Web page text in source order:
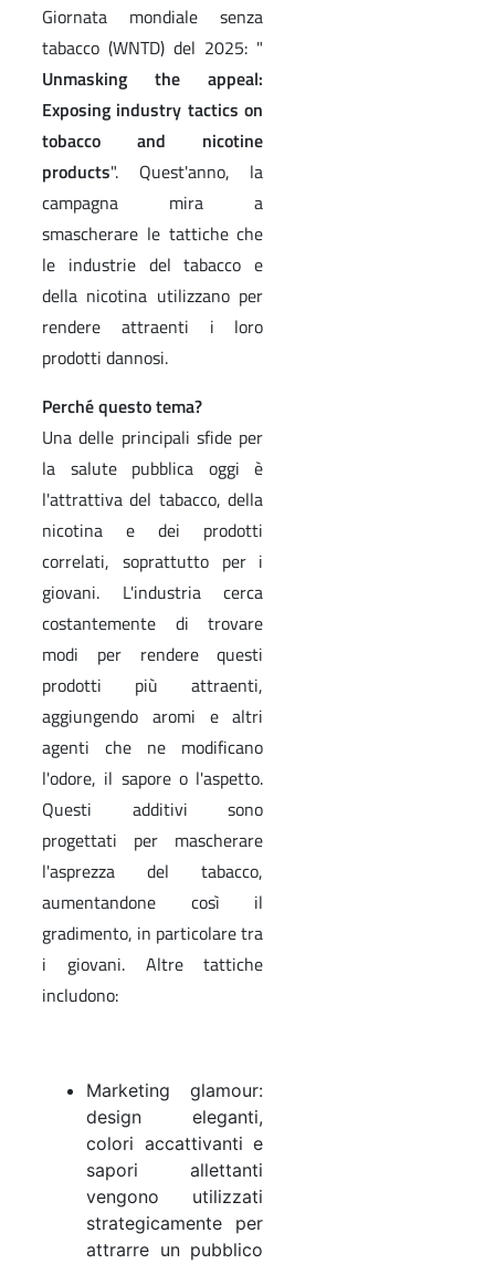
Giornata mondiale senza
tabacco (WNTD) del 2025: "
Unmasking the appeal:
Exposing industry tactics on
tobacco and nicotine
products". Quest'anno, la
campagna mira a
smascherare le tattiche che
le industrie del tabacco e
della nicotina utilizzano per
rendere attraenti i loro
prodotti dannosi.
Perché questo tema?
Una delle principali sfide per
la salute pubblica oggi è
l'attrattiva del tabacco, della
nicotina e dei prodotti
correlati, soprattutto per i
giovani. L'industria cerca
costantemente di trovare
modi per rendere questi
prodotti più attraenti,
aggiungendo aromi e altri
agenti che ne modificano
l'odore, il sapore o l'aspetto.
Questi additivi sono
progettati per mascherare
l'asprezza del tabacco,
aumentandone così il
gradimento, in particolare tra
i giovani. Altre tattiche
includono:
Marketing glamour:
design eleganti,
colori accattivanti e
sapori allettanti
vengono utilizzati
strategicamente per
attrarre un pubblico